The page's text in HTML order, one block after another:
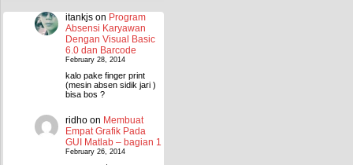
itankjs on Program
Absensi Karyawan
Dengan Visual Basic
6.0 dan Barcode
February 28, 2014
kalo pake finger print
(mesin absen sidik jari )
bisa bos ?
ridho on Membuat
Empat Grafik Pada
GUI Matlab – bagian 1
February 26, 2014